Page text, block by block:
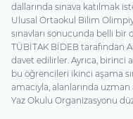
dallarında sınava katılmak
Ulusal Ortaokul Bilim
sınavları sonucunda belli bir
TÜBİTAK BİDEB tarafından
davet edilirler. Ayrıca, birinci
bu öğrencileri ikinci aşama
amacıyla, alanlarında
Yaz Okulu Organizasyonu